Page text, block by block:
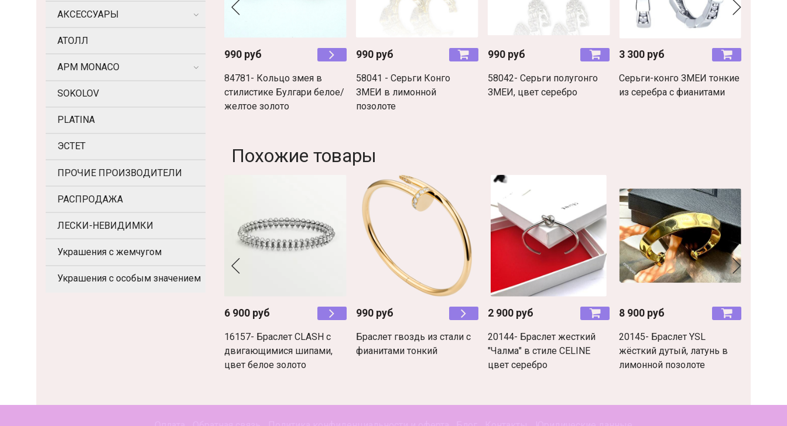
990 руб
84781- Кольцо змея в
стилистике Булгари белое/
желтое золото
990 руб
58041 - Серьги Конго
ЗМЕИ в лимонной
позолоте
990 руб
58042- Серьги полугонго
ЗМЕИ, цвет серебро
3 300 руб
Серьги-конго ЗМЕИ тонкие
из серебра с фианитами
Похожие товары
6 900 руб
16157- Браслет CLASH с
двигающимися шипами,
цвет белое золото
990 руб
Браслет гвоздь из стали с
фианитами тонкий
2 900 руб
20144- Браслет жесткий
"Чалма" в стиле CELINE
цвет серебро
8 900 руб
20145- Браслет YSL
жёсткий дутый, латунь в
лимонной позолоте
АКСЕССУАРЫ
АТОЛЛ
APM MONACO
SOKOLOV
PLATINA
ЭСТЕТ
ПРОЧИЕ ПРОИЗВОДИТЕЛИ
РАСПРОДАЖА
ЛЕСКИ-НЕВИДИМКИ
Украшения с жемчугом
Украшения с особым значением